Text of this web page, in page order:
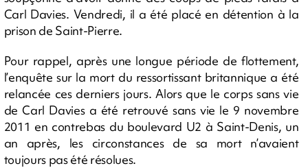
Carl Davies. Vendredi, il a été placé en détention à la
prison de Saint-Pierre.
Pour rappel, après une longue période de flottement,
l’enquête sur la mort du ressortissant britannique a été
relancée ces derniers jours. Alors que le corps sans vie
de Carl Davies a été retrouvé sans vie le 9 novembre
2011 en contrebas du boulevard U2 à Saint-Denis, un
an après, les circonstances de sa mort n’avaient
toujours pas été résolues.